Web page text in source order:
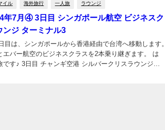
イル 海外旅行 一人旅 ラウンジ
年7月④ 3日目 シンガポール航空 ビジネスク
ンジ ターミナル3
は、シンガポールから香港経由で台湾へ移動します。
バー航空のビジネスクラスを2本乗り継ぎます。 は
リスラウンジ
港...